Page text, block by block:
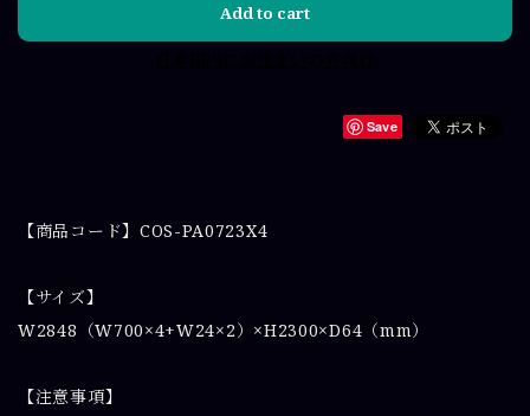
Add to cart
Save
【商品コード】COS-PA0723X4
【サイズ】
W2848（W700×4+W24×2）×H2300×D64（mm）
【注意事項】